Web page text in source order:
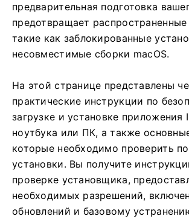
предварительная подготовка
предотвращает
такие как заблокированные
несовместимые сборки macOS.
На этой странице представлены
практические инструкции по
загрузке и установке приложения
ноутбука или ПК, а также
которые необходимо проверить
установки. Вы получите
проверке установщика,
необходимых разрешений,
обновлений и базовому